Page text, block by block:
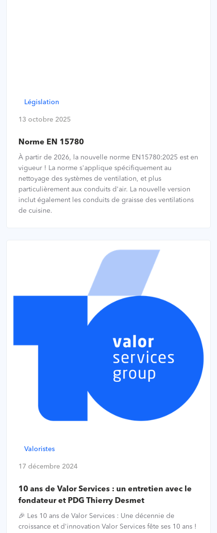
Législation
13 octobre 2025
Norme EN 15780
À partir de 2026, la nouvelle norme EN15780:2025 est en
vigueur ! La norme s'applique spécifiquement au
nettoyage des systèmes de ventilation, et plus
particulièrement aux conduits d'air. La nouvelle version
inclut également les conduits de graisse des ventilations
de cuisine.
Valoristes
17 décembre 2024
10 ans de Valor Services : un entretien avec le
fondateur et PDG Thierry Desmet
🎉 Les 10 ans de Valor Services : Une décennie de
croissance et d'innovation Valor Services fête ses 10 ans !